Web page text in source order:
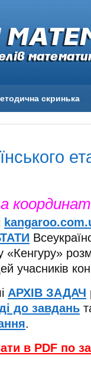
скринька
«Кенгуру»
учасників
АРХІВ ЗАДАЧ
до завдань
.
в PDF по